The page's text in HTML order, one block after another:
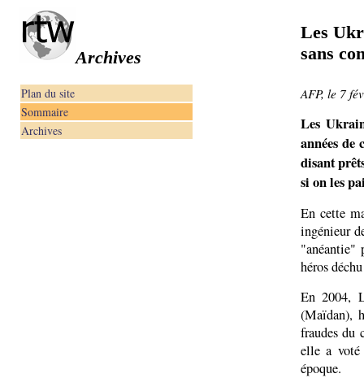
Archives
Plan du site
Sommaire
Archives
Les
sans
AFP, le 7
Les
années de
disant
si on les
En cette
ingénieur
"anéantie"
héros
En 2004,
(Maïdan),
fraudes du
elle a voté
époque.